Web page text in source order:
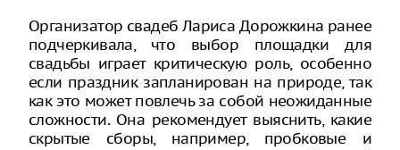
Организатор свадеб Лариса Дорожкина ранее
подчеркивала, что выбор площадки для
свадьбы играет критическую роль, особенно
если праздник запланирован на природе, так
как это может повлечь за собой неожиданные
сложности. Она рекомендует выяснить, какие
скрытые сборы, например, пробковые и